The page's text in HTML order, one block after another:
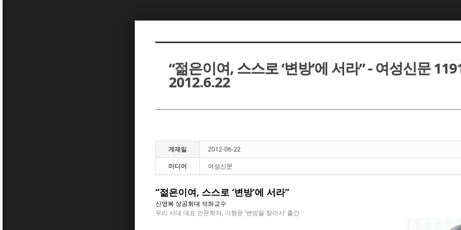
“젊은이여, 스스로 ‘변방’에 서라” - 여성신문
2012.6.22
게재일
2012-06-22
미디어
여성신문
“젊은이여, 스스로 ‘변방’에 서라”
신영복 성공회대 석좌교수
우리 시대 대표 인문학자, 기행문 ‘변방을 찾아서’ 출간
Sketchbook5, 스케치북5
Sketchbook5, 스케치북5
Sketchbook5, 스케치북5
Sketchbook5, 스케치북5